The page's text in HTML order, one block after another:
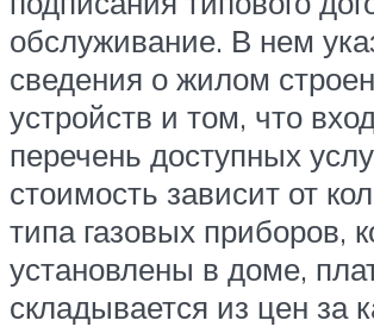
обслуживание. В нем
сведения о жилом
устройств и том, что
перечень доступных
стоимость зависит от
типа газовых приборов,
установлены в доме,
складывается из цен за